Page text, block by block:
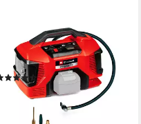
Kompressor PRESSITO
18/21, max. 11 bar, ohne Akku
(10)
65,51 € UVP75,95 €
lieferbar - in 3-4 Werktagen bei dir